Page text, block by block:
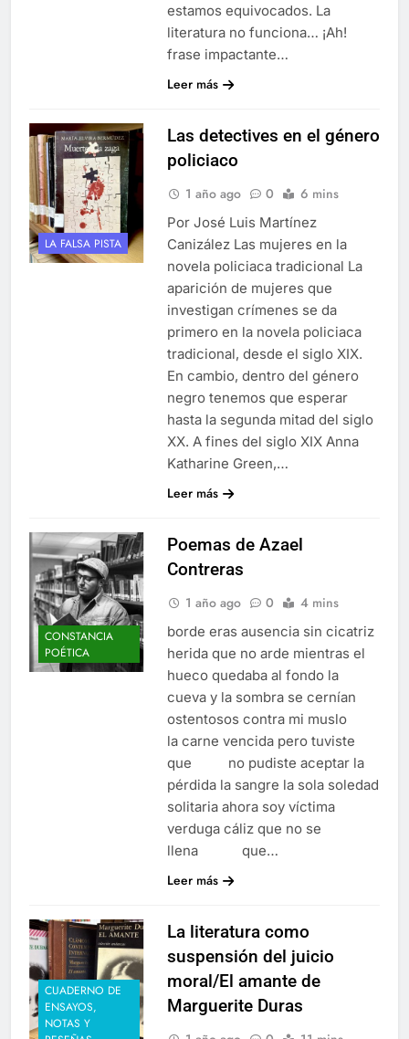
estamos equivocados. La
literatura no funciona… ¡Ah!
frase impactante…
Leer más
LA FALSA PISTA
Las detectives en el género
policiaco
1 año ago 0 6 mins
Por José Luis Martínez
Canizález Las mujeres en la
novela policiaca tradicional La
aparición de mujeres que
investigan crímenes se da
primero en la novela policiaca
tradicional, desde el siglo XIX.
En cambio, dentro del género
negro tenemos que esperar
hasta la segunda mitad del siglo
XX. A fines del siglo XIX Anna
Katharine Green,…
Leer más
CONSTANCIA
POÉTICA
Poemas de Azael
Contreras
1 año ago 0 4 mins
borde eras ausencia sin cicatriz
herida que no arde mientras el
hueco quedaba al fondo la
cueva y la sombra se cernían
ostentosos contra mi muslo
la carne vencida pero tuviste
que no pudiste aceptar la
pérdida la sangre la sola soledad
solitaria ahora soy víctima
verduga cáliz que no se
llena que…
Leer más
CUADERNO DE
ENSAYOS,
NOTAS Y
La literatura como
suspensión del juicio
moral/El amante de
Marguerite Duras